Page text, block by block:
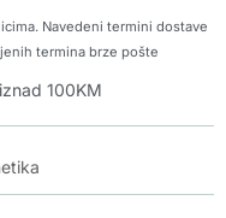
Navedeni termini dostave
termina brze pošte
100KM